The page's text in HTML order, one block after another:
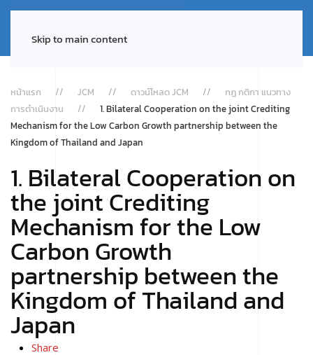
Skip to main content
หน้าแรก JCM ดาวน์โหลด JCM
กฎ กติกา แนวทาง
การดำเนินงาน
1. Bilateral Cooperation on the joint Crediting
Mechanism for the Low Carbon Growth partnership between the
Kingdom of Thailand and Japan
1. Bilateral Cooperation on
the joint Crediting
Mechanism for the Low
Carbon Growth
partnership between the
Kingdom of Thailand and
Japan
Share